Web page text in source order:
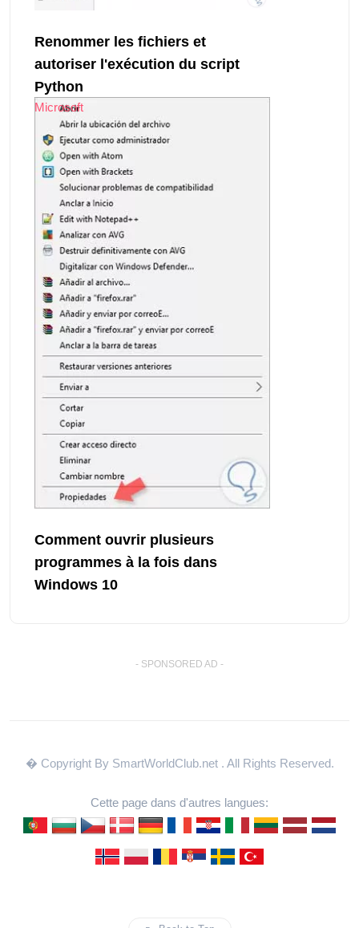
Renommer les fichiers et
autoriser l'exécution du script
Python
Microsoft
Comment ouvrir plusieurs
programmes à la fois dans
Windows 10
- SPONSORED AD -
� Copyright By SmartWorldClub.net . All Rights Reserved.
Cette page dans d'autres langues: